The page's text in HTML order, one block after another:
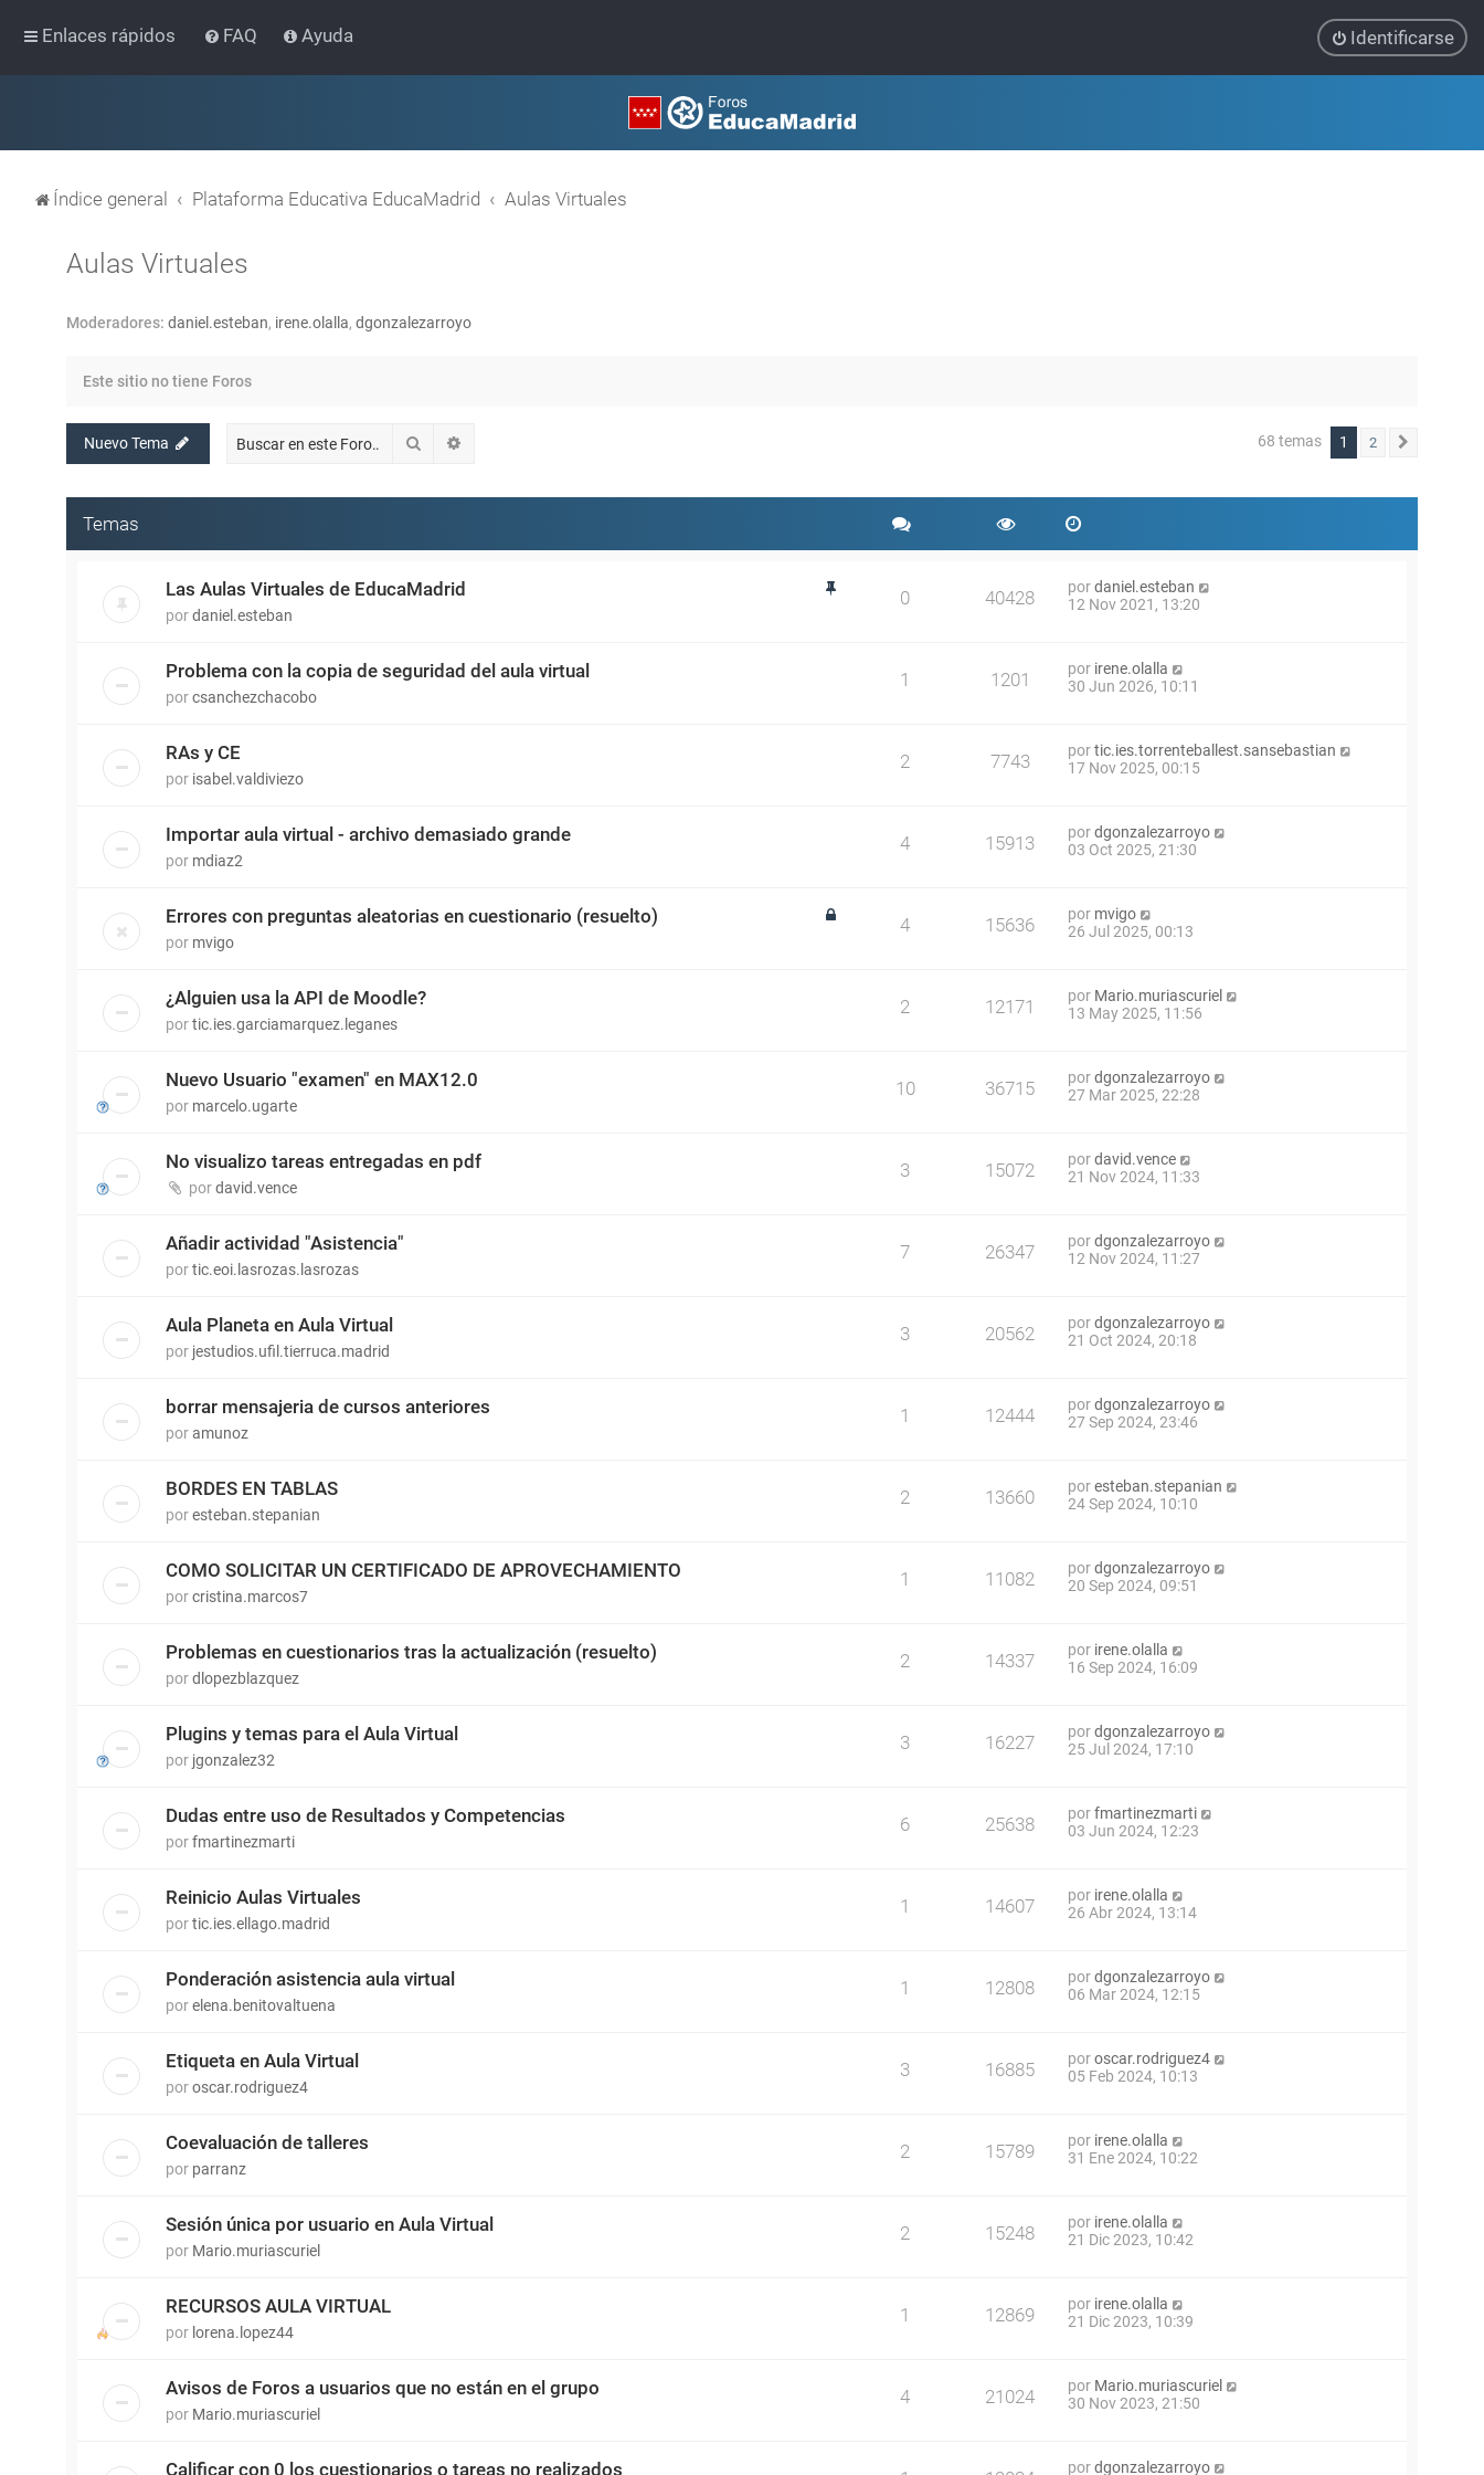
Enlaces rápidos FAQ Ayuda Identificarse
Índice general Plataforma Educativa EducaMadrid Aulas Virtuales
Aulas Virtuales
Moderadores: daniel.esteban, irene.olalla, dgonzalezarroyo
Este sitio no tiene Foros
Nuevo Tema Buscar 68 temas 1 2
Temas
Las Aulas Virtuales de EducaMadrid
pordaniel.esteban
0 40428 pordaniel.esteban
12 Nov 2021, 13:20
Problema con la copia de seguridad del aula virtual
porcsanchezchacobo
1 1201 por irene.olalla
30 Jun 2026, 10:11
RAs y CE
por isabel.valdiviezo
2 7743 portic.ies.torrenteballest.sansebastian
17 Nov 2025, 00:15
Importar aula virtual - archivo demasiado grande
por mdiaz2
4 15913 pordgonzalezarroyo
03 Oct 2025, 21:30
Errores con preguntas aleatorias en cuestionario (resuelto)
por mvigo
4 15636 por mvigo
26 Jul 2025, 00:13
¿Alguien usa la API de Moodle?
portic.ies.garciamarquez.leganes
2 12171 por Mario.muriascuriel
13 May 2025, 11:56
Nuevo Usuario "examen" en MAX12.0
por marcelo.ugarte
10 36715 pordgonzalezarroyo
27 Mar 2025, 22:28
No visualizo tareas entregadas en pdf
pordavid.vence
3 15072 pordavid.vence
21 Nov 2024, 11:33
Añadir actividad "Asistencia"
portic.eoi.lasrozas.lasrozas
7 26347 pordgonzalezarroyo
12 Nov 2024, 11:27
Aula Planeta en Aula Virtual
por jestudios.ufil.tierruca.madrid
3 20562 pordgonzalezarroyo
21 Oct 2024, 20:18
borrar mensajeria de cursos anteriores
poramunoz
1 12444 pordgonzalezarroyo
27 Sep 2024, 23:46
BORDES EN TABLAS
poresteban.stepanian
2 13660 poresteban.stepanian
24 Sep 2024, 10:10
COMO SOLICITAR UN CERTIFICADO DE APROVECHAMIENTO
porcristina.marcos7
1 11082 pordgonzalezarroyo
20 Sep 2024, 09:51
Problemas en cuestionarios tras la actualización (resuelto)
pordlopezblazquez
2 14337 por irene.olalla
16 Sep 2024, 16:09
Plugins y temas para el Aula Virtual
por jgonzalez32
3 16227 pordgonzalezarroyo
25 Jul 2024, 17:10
Dudas entre uso de Resultados y Competencias
porfmartinezmarti
6 25638 porfmartinezmarti
03 Jun 2024, 12:23
Reinicio Aulas Virtuales
portic.ies.ellago.madrid
1 14607 por irene.olalla
26 Abr 2024, 13:14
Ponderación asistencia aula virtual
porelena.benitovaltuena
1 12808 pordgonzalezarroyo
06 Mar 2024, 12:15
Etiqueta en Aula Virtual
poroscar.rodriguez4
3 16885 poroscar.rodriguez4
05 Feb 2024, 10:13
Coevaluación de talleres
por parranz
2 15789 por irene.olalla
31 Ene 2024, 10:22
Sesión única por usuario en Aula Virtual
por Mario.muriascuriel
2 15248 por irene.olalla
21 Dic 2023, 10:42
RECURSOS AULA VIRTUAL
por lorena.lopez44
1 12869 por irene.olalla
21 Dic 2023, 10:39
Avisos de Foros a usuarios que no están en el grupo
por Mario.muriascuriel
4 21024 por Mario.muriascuriel
30 Nov 2023, 21:50
Calificar con 0 los cuestionarios o tareas no realizados pordgonzalezarroyo